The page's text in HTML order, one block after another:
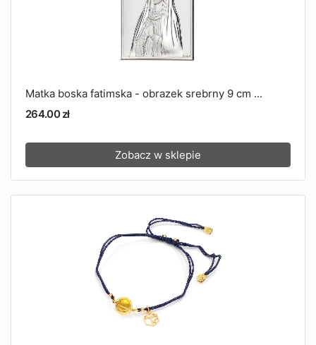
Matka boska fatimska - obrazek srebrny 9 cm ...
264.00 zł
Zobacz w sklepie